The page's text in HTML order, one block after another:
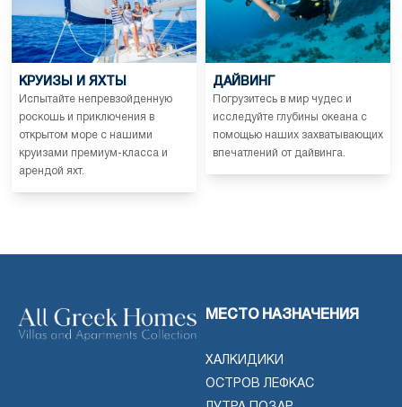
КРУИЗЫ И ЯХТЫ
Испытайте непревзойденную
роскошь и приключения в
открытом море с нашими
круизами премиум-класса и
арендой яхт.
ДАЙВИНГ
Погрузитесь в мир чудес и
исследуйте глубины океана с
помощью наших захватывающих
впечатлений от дайвинга.
МЕСТО НАЗНАЧЕНИЯ
ХАЛКИДИКИ
ОСТРОВ ЛЕФКАС